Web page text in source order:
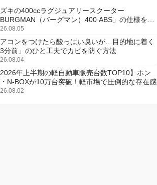
キの400ccラグジュアリースクーター
BURGMAN（バーグマン）400 ABS」の仕様を変
、8月18日に発売
コンをつけたら酸っぱい臭いが…目的地に着く
3分前」のひと工夫でカビを防ぐ方法
2026年上半期の軽自動車販売台数TOP10】ホン
N-BOXが10万台突破！軽市場で圧倒的な存在感